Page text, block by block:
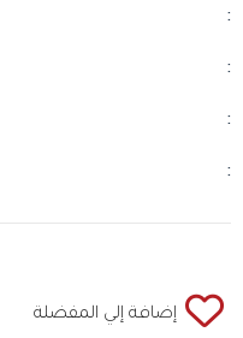
:
:
:
:
إضافة إلي المفضلة